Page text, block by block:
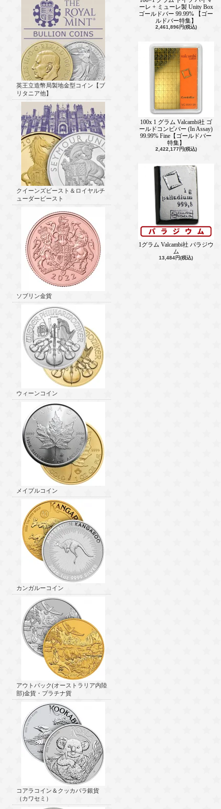
英王立造幣局製地金型コイン【ブ
リタニア他】
クイーンズビースト＆ロイヤルチ
ューダービースト
ソブリン金貨
ウィーンコイン
メイプルコイン
カンガルーコイン
アウトバック(オーストラリア内陸
部)金貨・プラチナ貨
コアラコイン＆クッカバラ銀貨
（カワセミ）
ーレ + ミューレ製 Unity Box
ゴールドバー 99.99% 【ゴー
ルドバー特集】
2,461,896円(税込)
100x 1 グラム Valcambi社 ゴ
ールドコンビバー (In Assay)
99.99% Fine【ゴールドバー
特集】
2,422,177円(税込)
1グラム Valcambi社 パラジウ
ム
13,484円(税込)